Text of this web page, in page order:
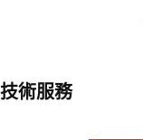
技術服務